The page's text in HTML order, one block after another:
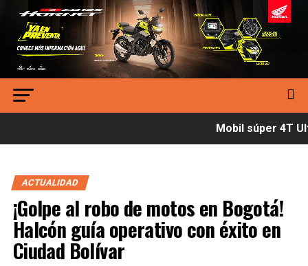
Mobil súper 4T
ACTUALIDAD
¡Golpe al robo de motos en Bogotá!
Halcón guía operativo con éxito en
Ciudad Bolívar